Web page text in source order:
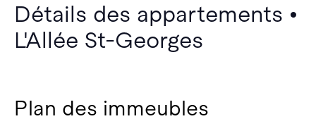
Détails des appartements •
L'Allée St-Georges
Plan des immeubles